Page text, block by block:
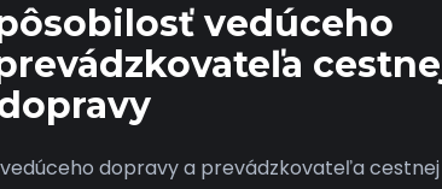
vedúceho
dopravy a prevádzkovateľa